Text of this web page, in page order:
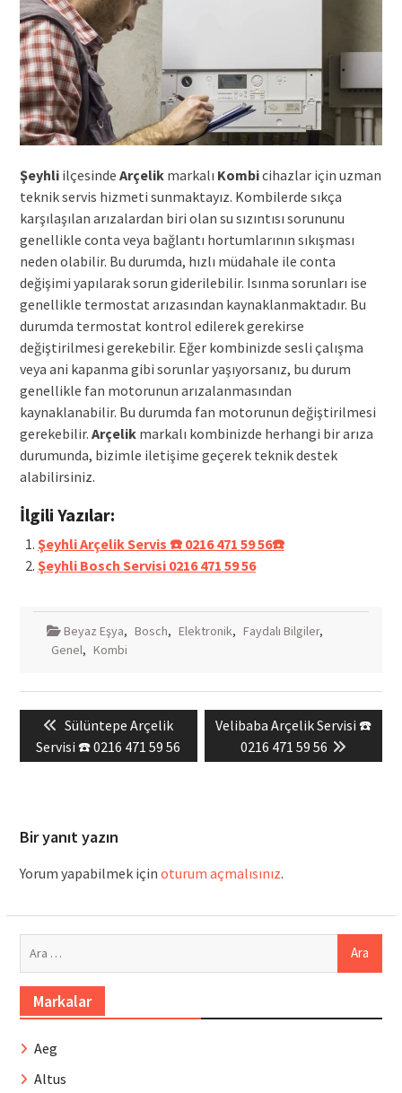
Şeyhliilçesinde Arçelikmarkalı Kombicihazlar için uzman
teknik servis hizmeti sunmaktayız. Kombilerde sıkça
karşılaşılan arızalardan biri olan su sızıntısı sorununu
genellikle conta veya bağlantı hortumlarının sıkışması
neden olabilir. Bu durumda, hızlı müdahale ile conta
değişimi yapılarak sorun giderilebilir. Isınma sorunları ise
genellikle termostat arızasından kaynaklanmaktadır. Bu
durumda termostat kontrol edilerek gerekirse
değiştirilmesi gerekebilir. Eğer kombinizde sesli çalışma
veya ani kapanma gibi sorunlar yaşıyorsanız, bu durum
genellikle fan motorunun arızalanmasından
kaynaklanabilir. Bu durumda fan motorunun değiştirilmesi
gerekebilir. Arçelikmarkalı kombinizde herhangi bir arıza
durumunda, bizimle iletişime geçerek teknik destek
alabilirsiniz.
İlgili Yazılar:
Şeyhli Arçelik Servis ☎️ 0216 471 59 56☎️
Şeyhli Bosch Servisi 0216 471 59 56
Beyaz Eşya, Bosch, Elektronik, Faydalı Bilgiler,
Genel, Kombi
gezinmesi
Previous
post:
Sülüntepe Arçelik
Servisi ☎️ 0216 471 59 56
Next
post:
Velibaba Arçelik Servisi ☎️
0216 471 59 56
Bir yanıt yazın
Yorum yapabilmek için oturum açmalısınız.
Markalar
Aeg
Altus